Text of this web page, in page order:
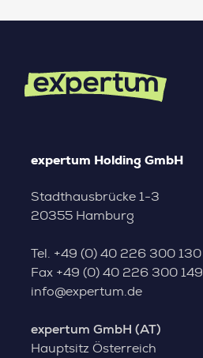
expertum Holding GmbH
Stadthausbrücke 1-3
20355 Hamburg
Tel. +49 (0) 40 226 300 130
Fax +49 (0) 40 226 300 149
info@expertum.de
expertum GmbH (AT)
Hauptsitz Österreich